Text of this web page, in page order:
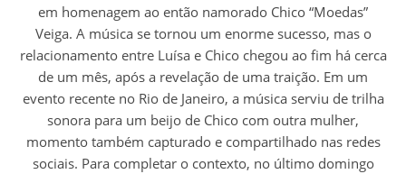
em homenagem ao então namorado Chico “Moedas”
Veiga. A música se tornou um enorme sucesso, mas o
relacionamento entre Luísa e Chico chegou ao fim há cerca
de um mês, após a revelação de uma traição. Em um
evento recente no Rio de Janeiro, a música serviu de trilha
sonora para um beijo de Chico com outra mulher,
momento também capturado e compartilhado nas redes
sociais. Para completar o contexto, no último domingo